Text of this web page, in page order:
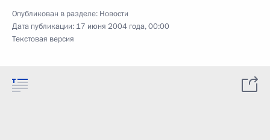
Опубликован в разделе: Новости
Дата публикации: 17 июня 2004 года, 00:00
Текстовая версия